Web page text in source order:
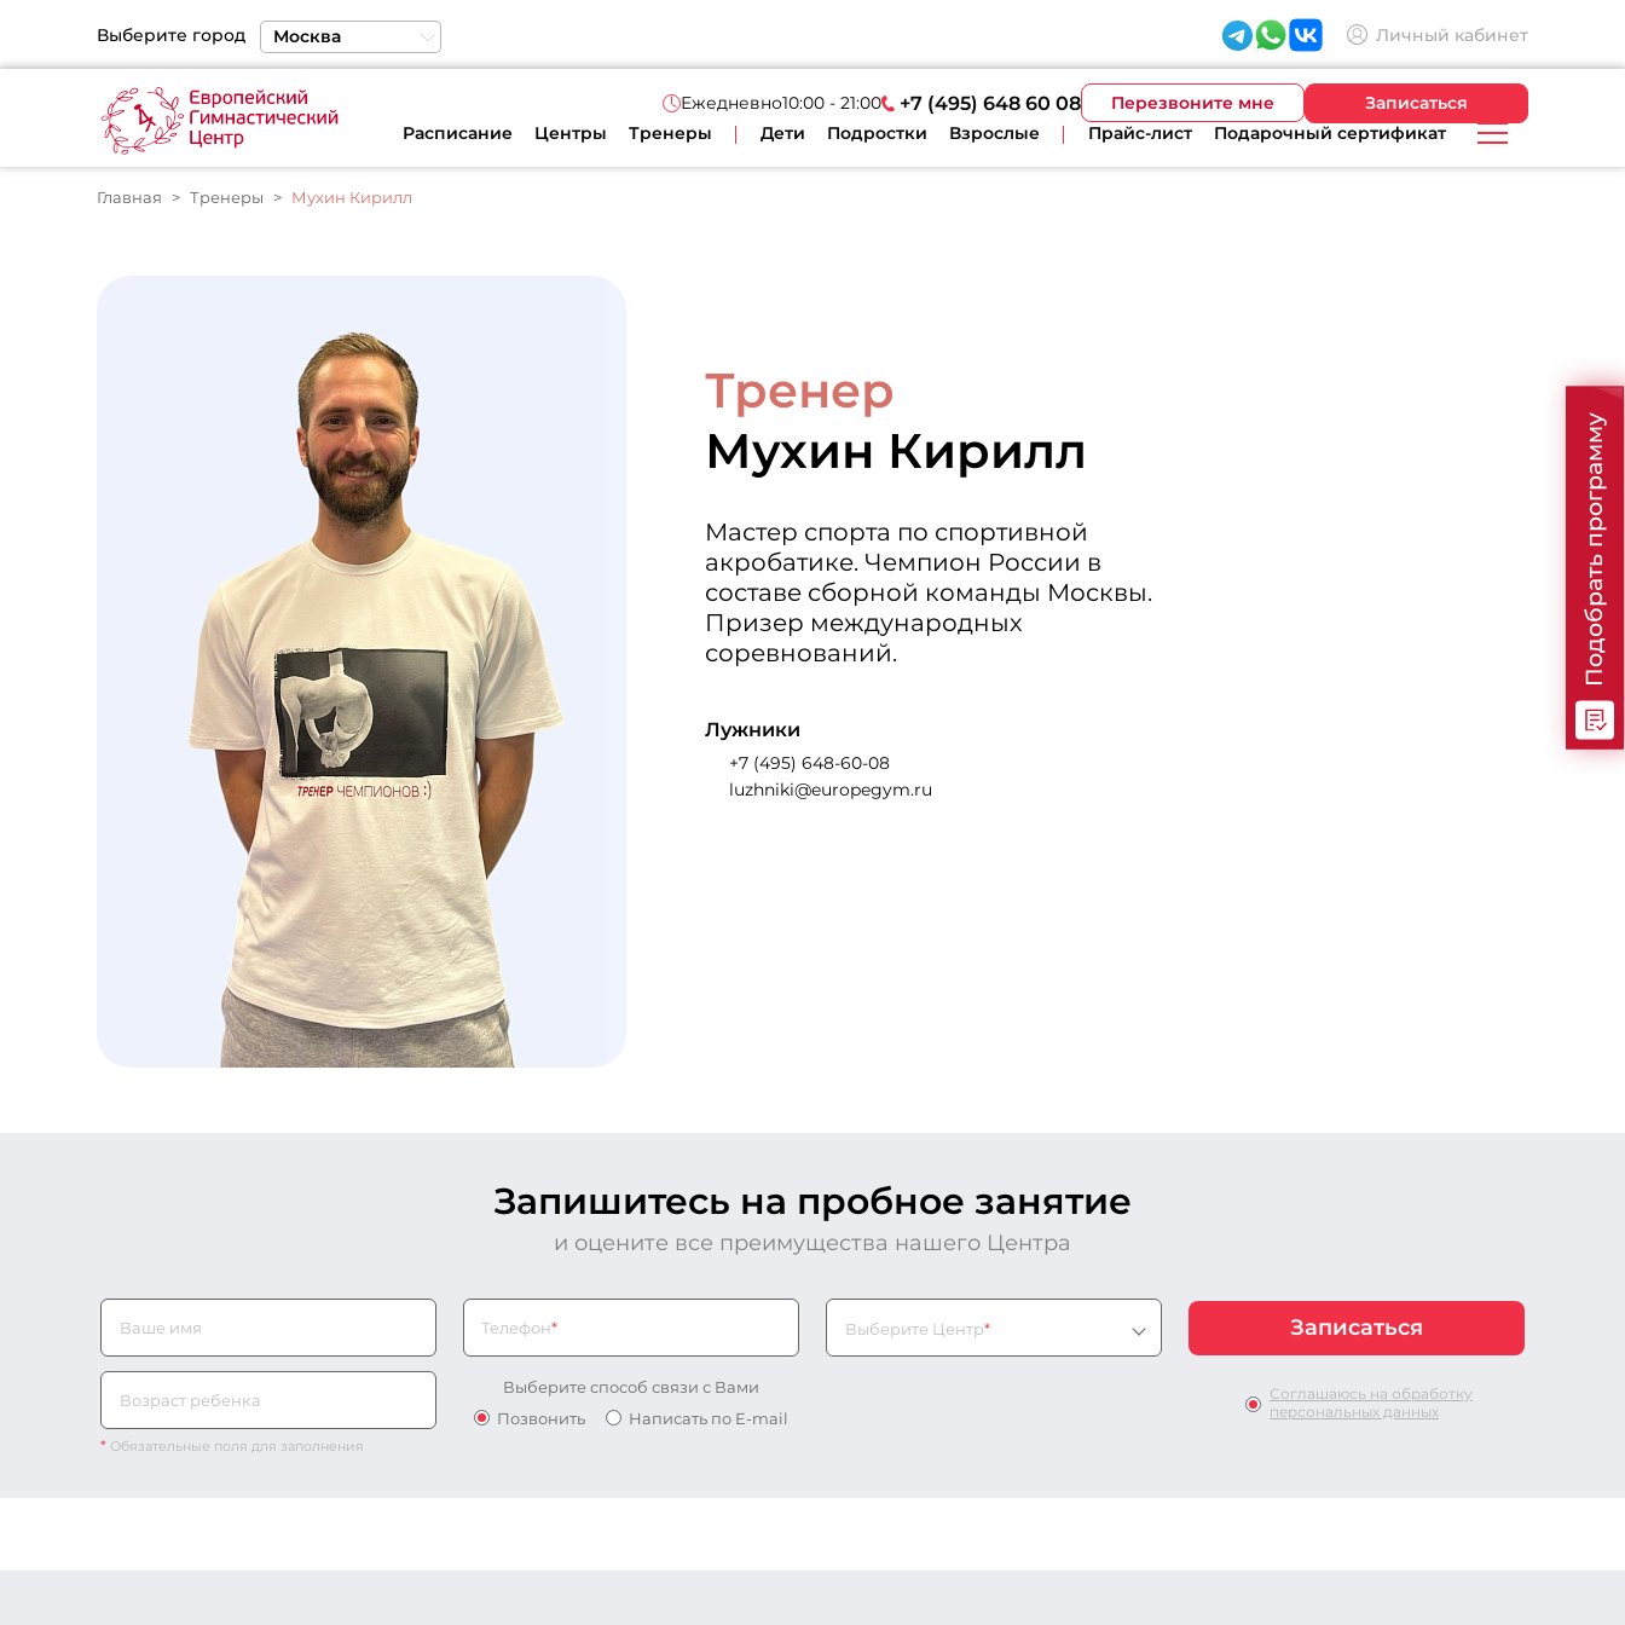
Подобрать программу
Выберите город
Москва
Санкт-Петербург
Екатеринбург
Личный кабинет
Ежедневно10:00 - 21:00 +7 (495) 648 60 08 Перезвоните мне
Записаться
Расписание
Центры Тренеры Дети Подростки Взрослые Прайс-лист Подарочный сертификат
Главная Тренеры Мухин Кирилл
Тренер
Мухин Кирилл
Мастер спорта по спортивной
акробатике. Чемпион России в
составе сборной команды Москвы.
Призер международных
соревнований.
Лужники
+7 (495) 648-60-08
luzhniki@europegym.ru
Запишитесь на пробное занятие
и оцените все преимущества нашего Центра
Телефон* Выберите Центр*
Выберите Центр*
* Обязательные поля для заполнения
Выберите способ связи с Вами
Позвонить
Написать по E-mail
Соглашаюсь на обработку
персональных данных